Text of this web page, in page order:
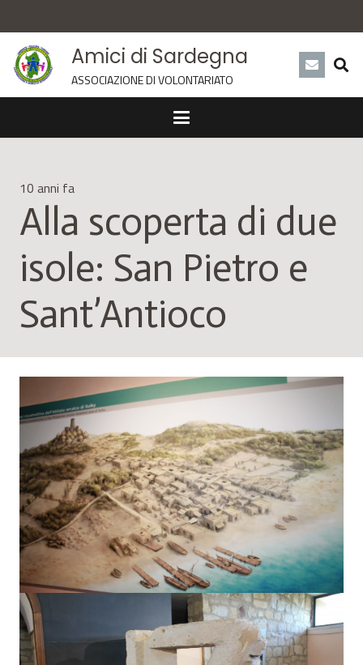
Amici di Sardegna
ASSOCIAZIONE DI VOLONTARIATO
10 anni fa
Alla scoperta di due
isole: San Pietro e
Sant’Antioco